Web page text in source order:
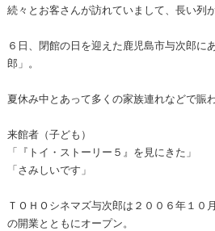
続々とお客さんが訪れていまして、長い列
６日、閉館の日を迎えた鹿児島市与次郎に
郎」。
夏休み中とあって多くの家族連れなどで賑
来館者（子ども）
「『トイ・ストーリー５』を見にきた」
「さみしいです」
ＴＯＨＯシネマズ与次郎は２００６年１０
の開業とともにオープン。